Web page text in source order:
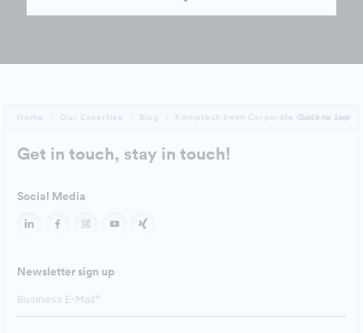
Home Our Expertise Blog Komptech beim Corporate Culture Jam
Back to top
Get in touch, stay in touch!
Social Media
Newsletter sign up